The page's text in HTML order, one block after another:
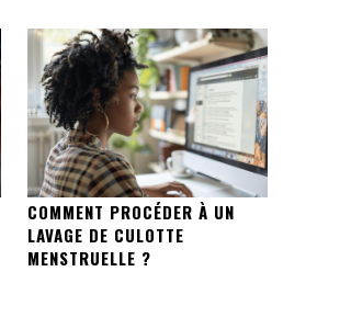
COMMENT PROCÉDER À UN
LAVAGE DE CULOTTE
MENSTRUELLE ?